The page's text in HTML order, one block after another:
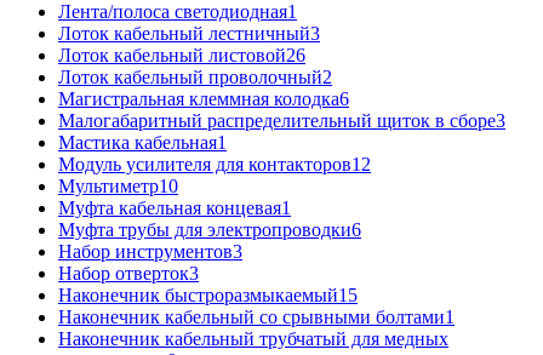
Лента/полоса светодиодная1
Лоток кабельный лестничный3
Лоток кабельный листовой26
Лоток кабельный проволочный2
Магистральная клеммная колодка6
Малогабаритный распределительный щиток в сборе3
Мастика кабельная1
Модуль усилителя для контакторов12
Мультиметр10
Муфта кабельная концевая1
Муфта трубы для электропроводки6
Набор инструментов3
Набор отверток3
Наконечник быстроразмыкаемый15
Наконечник кабельный со срывными болтами1
Наконечник кабельный трубчатый для медных